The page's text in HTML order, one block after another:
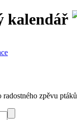
kalendář
radostného zpěvu ptáků